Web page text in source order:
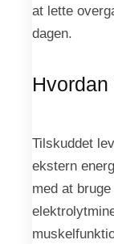
at lette
dagen.
Tilskuddet
ekstern
med at